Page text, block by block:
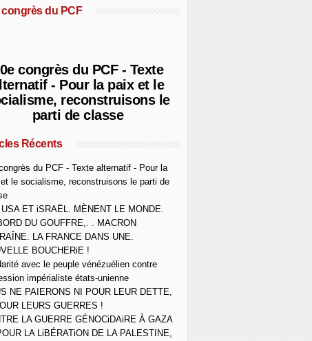
congrès du PCF
congrès du PCF - Texte
- Pour la paix et le
reconstruisons le
parti de classe
Récents
du PCF - Texte alternatif - Pour la
le socialisme, reconstruisons le parti de
USA ET iSRAËL. MÈNENT LE MONDE.
DU GOUFFRE,. . MACRON
LA FRANCE DANS UNE.
BOUCHERiE !
avec le peuple vénézuélien contre
impérialiste états-unienne
NE PAIERONS NI POUR LEUR DETTE,
LEURS GUERRES !
LA GUERRE GÉNOCiDAiRE À GAZA
LA LiBÉRATiON DE LA PALESTINE,